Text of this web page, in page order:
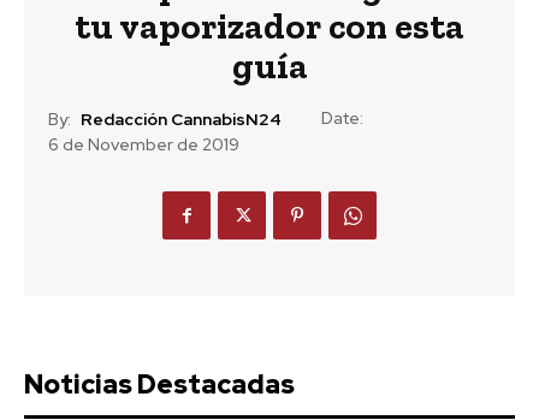
tu vaporizador con esta
guía
By: Redacción CannabisN24
Date:
6 de November de 2019
Noticias Destacadas